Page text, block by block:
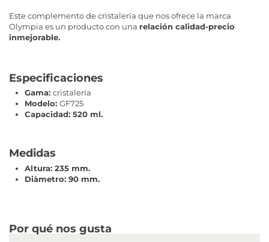
Este complemento de cristalería que nos ofrece la marca
Olympia es un producto con una relación calidad-precio
inmejorable.
Especificaciones
Gama: cristalería
Modelo: GF725
Capacidad: 520 ml.
Medidas
Altura: 235 mm.
Diàmetro: 90 mm.
Por qué nos gusta